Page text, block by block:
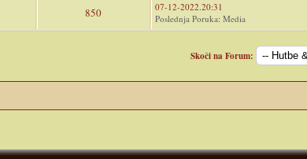
850
07-12-2022.20:31
Poslednja Poruka: Media
Skoči na Forum: